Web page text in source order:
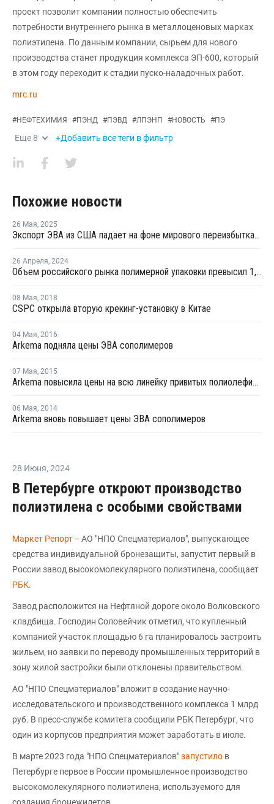
проект позволит компании полностью обеспечить
потребности внутреннего рынка в металлоценовых марках
полиэтилена. По данным компании, сырьем для нового
производства станет продукция комплекса ЭП-600, который
в этом году переходит к стадии пуско-наладочных работ.
mrc.ru
#НЕФТЕХИМИЯ #ПЭНД #ПЭВД #ЛПЭНП #НОВОСТЬ #ПЭ
Еще 8 +Добавить все теги в фильтр
Похожие новости
26 Мая, 2025
Экспорт ЭВА из США падает на фоне мирового переизбытка предложения
26 Апреля, 2024
Объем российского рынка полимерной упаковки превысил 1,3 трлн руб. в 2023 году
08 Мая, 2018
CSPC открыла вторую крекинг-установку в Китае
04 Мая, 2016
Arkema подняла цены ЭВА сополимеров
07 Мая, 2015
Arkema повысила цены на всю линейку привитых полиолефинов
06 Мая, 2014
Arkema вновь повышает цены ЭВА сополимеров
28 Июня, 2024
В Петербурге откроют производство
полиэтилена с особыми свойствами
Маркет Репорт-- АО "НПО Спецматериалов", выпускающее
средства индивидуальной бронезащиты, запустит первый в
России завод высокомолекулярного полиэтилена, сообщает
РБК.
Завод расположится на Нефтяной дороге около Волковского
кладбища. Господин Соловейчик отметил, что купленный
компанией участок площадью 6 га планировалось застроить
жильем, но заявки по переводу промышленных территорий в
зону жилой застройки были отклонены правительством.
АО "НПО Спецматериалов" вложит в создание научно-
исследовательского и производственного комплекса 1 млрд
руб. В пресс-службе комитета сообщили РБК Петербург, что
один из корпусов предприятия может заработать в июле.
В марте 2023 года "НПО Спецматериалов"запустило в
Петербурге первое в России промышленное производство
высокомолекулярного полиэтилена, используемого для